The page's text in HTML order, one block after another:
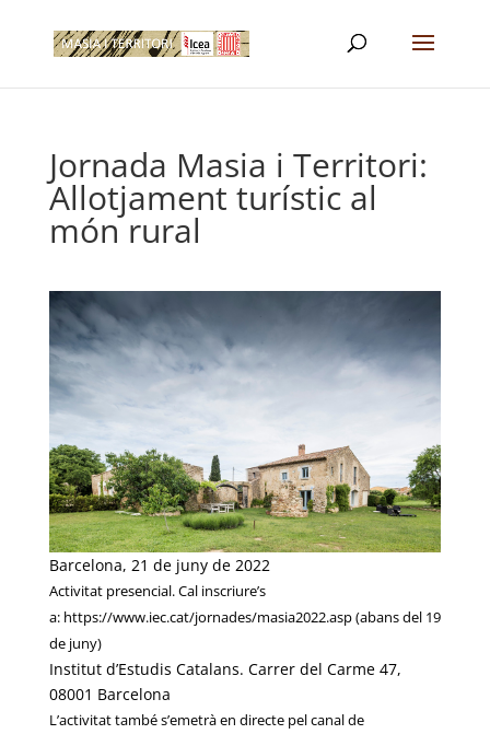
Jornada Masia i Territori:
Allotjament turístic al
món rural
Barcelona, 21 de juny de 2022
Activitat presencial. Cal inscriure’s
a: https://www.iec.cat/jornades/masia2022.asp (abans del 19
de juny)
Institut d’Estudis Catalans. Carrer del Carme 47,
08001 Barcelona
L’activitat també s’emetrà en directe pel canal de